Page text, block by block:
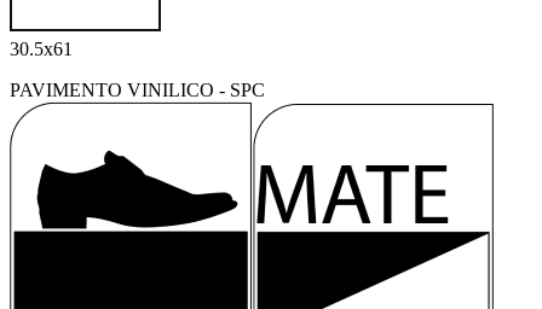
30.5x61
PAVIMENTO VINILICO - SPC